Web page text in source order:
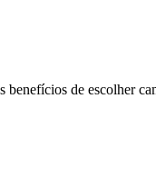
de escolher